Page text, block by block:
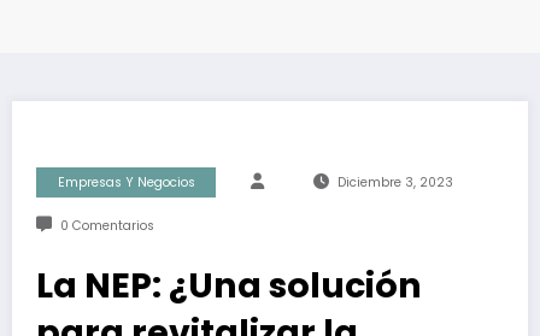
Empresas Y Negocios Diciembre 3, 2023
0 Comentarios
La NEP: ¿Una solución